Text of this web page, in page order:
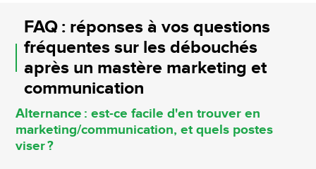
FAQ : réponses à vos questions
fréquentes sur les débouchés
après un mastère marketing et
communication
Alternance : est-ce facile d'en trouver en
marketing/communication, et quels postes
viser ?